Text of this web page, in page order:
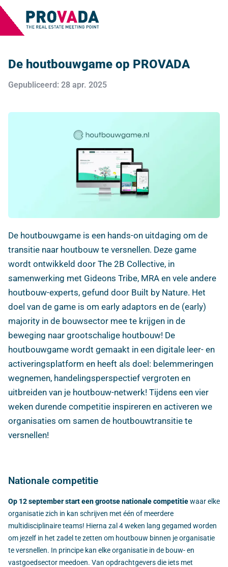
De houtbouwgame op PROVADA
Gepubliceerd: 28 apr. 2025
De houtbouwgame is een hands-on uitdaging om de
transitie naar houtbouw te versnellen. Deze game
wordt ontwikkeld door The 2B Collective, in
samenwerking met Gideons Tribe, MRA en vele andere
houtbouw-experts, gefund door Built by Nature. Het
doel van de game is om early adaptors en de (early)
majority in de bouwsector mee te krijgen in de
beweging naar grootschalige houtbouw! De
houtbouwgame wordt gemaakt in een digitale leer- en
activeringsplatform en heeft als doel: belemmeringen
wegnemen, handelingsperspectief vergroten en
uitbreiden van je houtbouw-netwerk! Tijdens een vier
weken durende competitie inspireren en activeren we
organisaties om samen de houtbouwtransitie te
versnellen!
Nationale competitie
Op 12 september start een grootse nationale competitiewaar elke
organisatie zich in kan schrijven met één of meerdere
multidisciplinaire teams! Hierna zal 4 weken lang gegamed worden
om jezelf in het zadel te zetten om houtbouw binnen je organisatie
te versnellen. In principe kan elke organisatie in de bouw- en
vastgoedsector meedoen. Van opdrachtgevers die iets met